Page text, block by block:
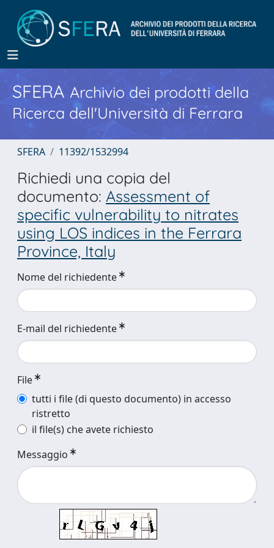
SFERA Archivio dei prodotti della
Ricerca dell'Università di Ferrara
SFERA 11392/1532994
Richiedi una copia del
documento: Assessment of
specific vulnerability to nitrates
using LOS indices in the Ferrara
Province, Italy
Nome del richiedente
E-mail del richiedente
File
tutti i file (di questo documento) in accesso
ristretto
il file(s) che avete richiesto
Messaggio